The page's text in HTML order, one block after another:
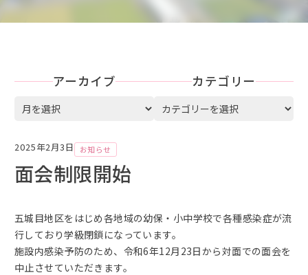
2025年2月3日 お知らせ
面会制限開始
五城目地区をはじめ各地域の幼保・小中学校で各種感染症が流
行しており学級閉鎖になっています。
施設内感染予防のため、令和6年12月23日から対面での面会を
中止させていただきます。
アーカイブ
ア
イ
ブ
カテゴリー
カテゴリー